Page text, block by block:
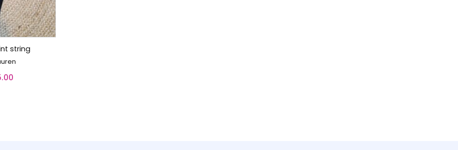
string